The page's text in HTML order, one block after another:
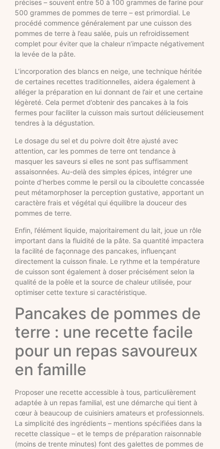
précises – souvent entre 50 à 100 grammes de farine pour
500 grammes de pommes de terre – est primordial. Le
procédé commence généralement par une cuisson des
pommes de terre à l’eau salée, puis un refroidissement
complet pour éviter que la chaleur n’impacte négativement
la levée de la pâte.
L’incorporation des blancs en neige, une technique héritée
de certaines recettes traditionnelles, aidera également à
alléger la préparation en lui donnant de l’air et une certaine
légèreté. Cela permet d’obtenir des pancakes à la fois
fermes pour faciliter la cuisson mais surtout délicieusement
tendres à la dégustation.
Le dosage du sel et du poivre doit être ajusté avec
attention, car les pommes de terre ont tendance à
masquer les saveurs si elles ne sont pas suffisamment
assaisonnées. Au-delà des simples épices, intégrer une
pointe d’herbes comme le persil ou la ciboulette concassée
peut métamorphoser la perception gustative, apportant un
caractère frais et végétal qui équilibre la douceur des
pommes de terre.
Enfin, l’élément liquide, majoritairement du lait, joue un rôle
important dans la fluidité de la pâte. Sa quantité impactera
la facilité de façonnage des pancakes, influençant
directement la cuisson finale. Le rythme et la température
de cuisson sont également à doser précisément selon la
qualité de la poêle et la source de chaleur utilisée, pour
optimiser cette texture si caractéristique.
Pancakes de pommes de
terre : une recette facile
pour un repas savoureux
en famille
Proposer une recette accessible à tous, particulièrement
adaptée à un repas familial, est une démarche qui tient à
cœur à beaucoup de cuisiniers amateurs et professionnels.
La simplicité des ingrédients – mentions spécifiées dans la
recette classique – et le temps de préparation raisonnable
(moins de trente minutes) font des galettes de pommes de